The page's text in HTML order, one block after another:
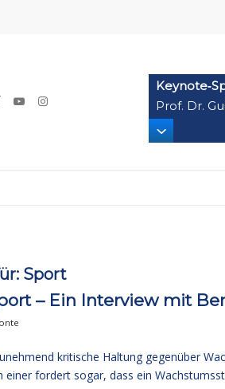
Prof. Dr.
Sport
– Ein Interview mit
kritische Haltung gegenüber
einer fordert sogar, dass ein